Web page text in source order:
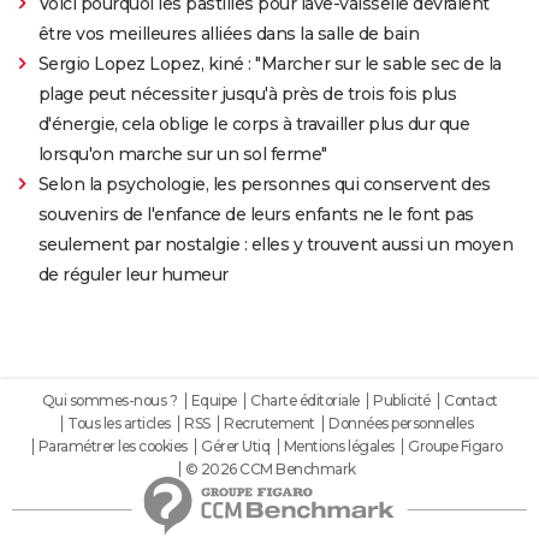
être vos meilleures alliées dans la salle de bain
Sergio Lopez Lopez, kiné : "Marcher sur le sable sec de la
plage peut nécessiter jusqu'à près de trois fois plus
d'énergie, cela oblige le corps à travailler plus dur que
lorsqu'on marche sur un sol ferme"
Selon la psychologie, les personnes qui conservent des
souvenirs de l'enfance de leurs enfants ne le font pas
seulement par nostalgie : elles y trouvent aussi un moyen
de réguler leur humeur
Qui sommes-nous ? Equipe Charte éditoriale Publicité
Contact
Tous les articles
RSS Recrutement
Données personnelles
Paramétrer les cookies
Gérer Utiq Mentions légales
Groupe Figaro
© 2026 CCM Benchmark